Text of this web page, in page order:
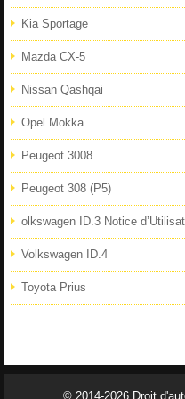
Kia Sportage
Mazda CX-5
Nissan Qashqai
Opel Mokka
Peugeot 3008
Peugeot 308 (P5)
olkswagen ID.3 Notice
Volkswagen ID.4
Toyota Prius
© 2014-2026 Droit